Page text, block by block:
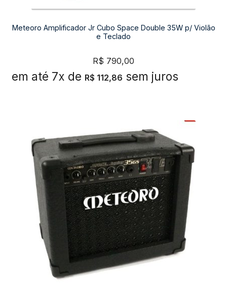
Meteoro Amplificador Jr Cubo Space Double 35W p/ Violão
e Teclado
R$ 790,00
em até 7x de R$ 112,86 sem juros